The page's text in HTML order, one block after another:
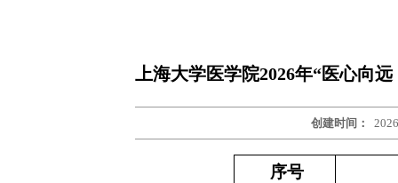
上海大学医学院2026年“医心向
创建时间：
序号